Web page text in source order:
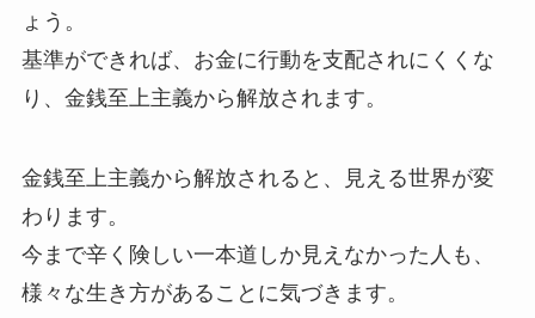
ょう。
基準ができれば、お金に行動を支配されにくくな
り、金銭至上主義から解放されます。
金銭至上主義から解放されると、見える世界が変
わります。
今まで辛く険しい一本道しか見えなかった人も、
様々な生き方があることに気づきます。